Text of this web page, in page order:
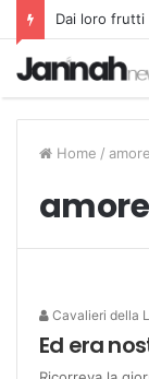
Dai loro
Home / amore
amore
Cavalieri della
Ed era